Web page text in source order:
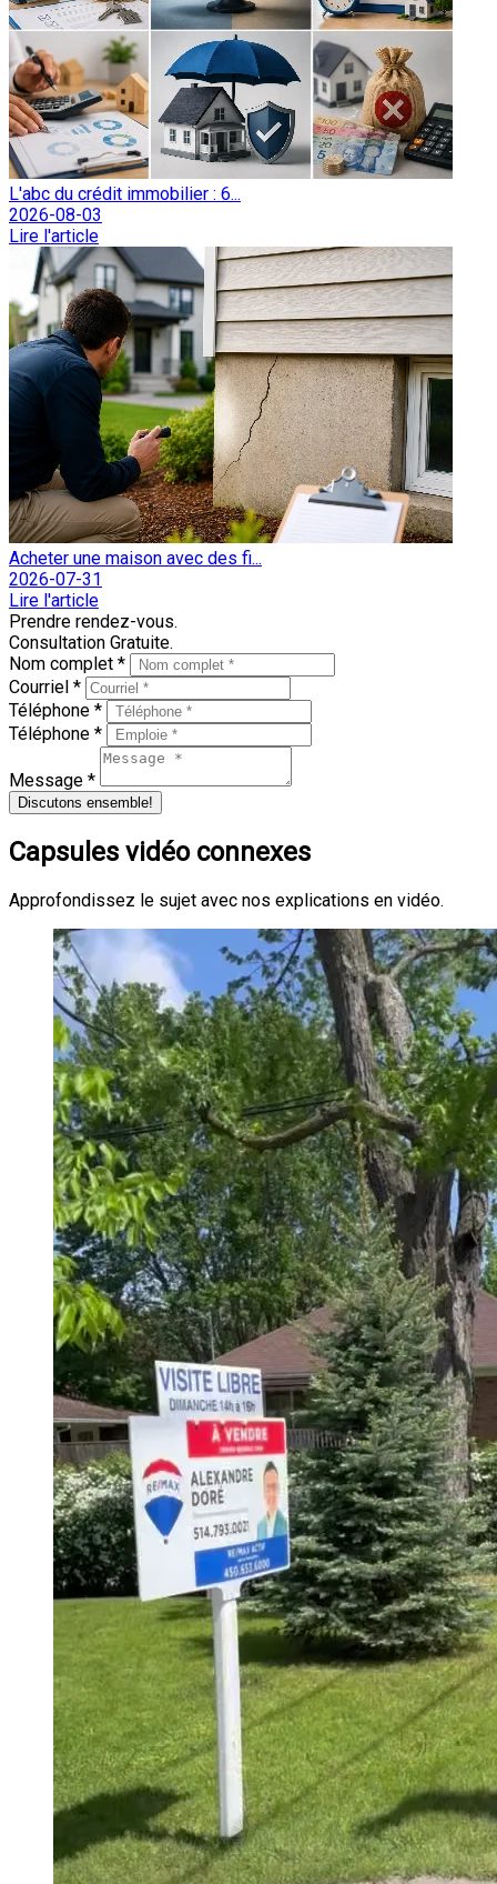
L'abc du crédit immobilier : 6...
2026-08-03
Lire l'article
Acheter une maison avec des fi...
2026-07-31
Lire l'article
Prendre rendez-vous.
Consultation Gratuite.
Nom complet *
Courriel *
Téléphone *
Téléphone *
Message *
Discutons ensemble!
Capsules vidéo connexes
Approfondissez le sujet avec nos explications en vidéo.